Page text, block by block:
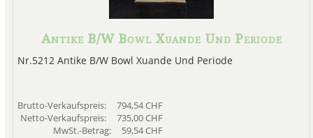
Besuchen Sie unseren
Antike B/W Bowl Xuande Und Periode
Nr.5212 Antike B/W Bowl Xuande Und Periode
Brutto-Verkaufspreis:
794,54 CHF
Netto-Verkaufspreis:
735,00 CHF
MwSt.-Betrag:
59,54 CHF